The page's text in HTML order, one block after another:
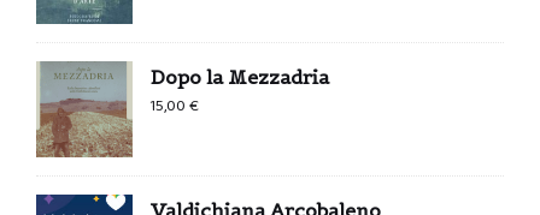
era:
0,99 €.
è:
0,00 €.
Dopo la Mezzadria
15,00€
Valdichiana Arcobaleno